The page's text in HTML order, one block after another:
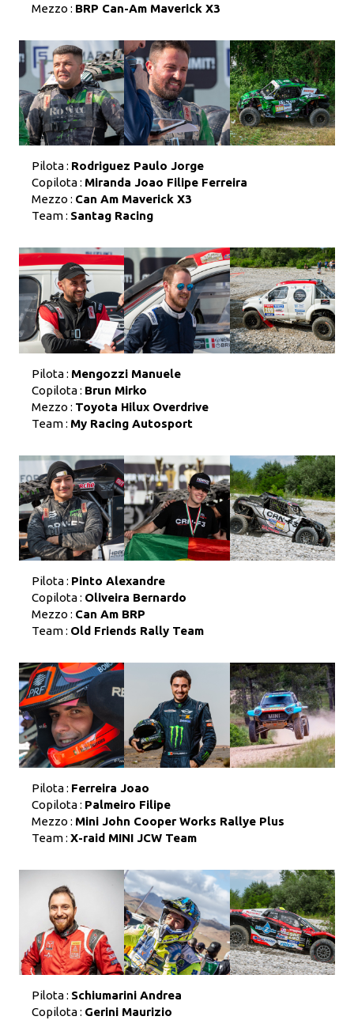
Mezzo : BRP Can-Am Maverick X3
Pilota : Rodriguez Paulo Jorge
Copilota : Miranda Joao Filipe Ferreira
Mezzo : Can Am Maverick X3
Team : Santag Racing
Pilota : Mengozzi Manuele
Copilota : Brun Mirko
Mezzo : Toyota Hilux Overdrive
Team : My Racing Autosport
Pilota : Pinto Alexandre
Copilota : Oliveira Bernardo
Mezzo : Can Am BRP
Team : Old Friends Rally Team
Pilota : Ferreira Joao
Copilota : Palmeiro Filipe
Mezzo : Mini John Cooper Works Rallye Plus
Team : X-raid MINI JCW Team
Pilota : Schiumarini Andrea
Copilota : Gerini Maurizio